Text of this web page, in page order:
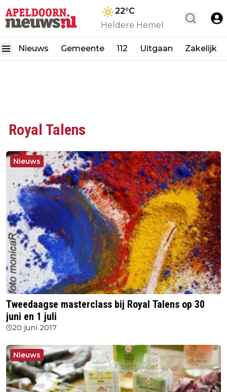
22°C
Heldere Hemel
Nieuws Gemeente 112 Uitgaan Zakelijk
Royal Talens
Nieuws
Tweedaagse masterclass bij Royal Talens op 30
juni en 1 juli
20 juni 2017
Nieuws